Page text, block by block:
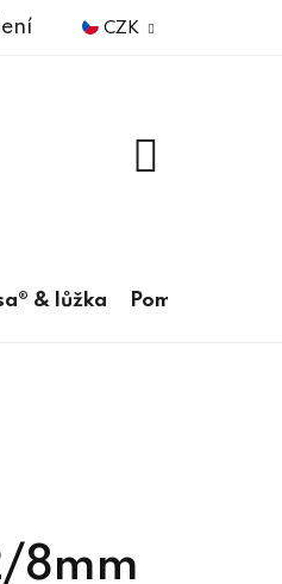
CZK
& lůžka Pomůcky
8mm